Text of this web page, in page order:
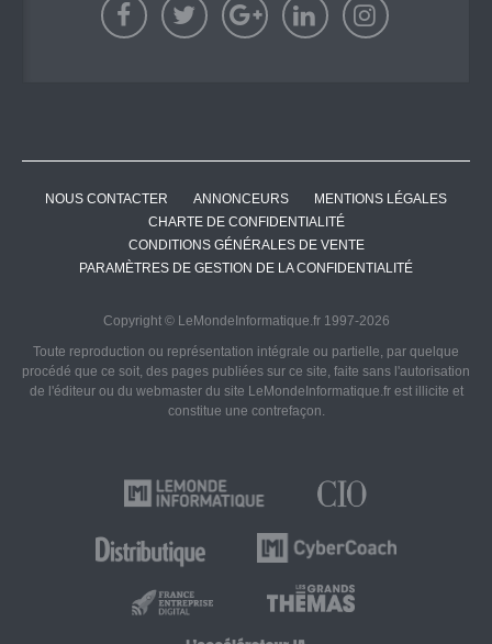
NOUS CONTACTER ANNONCEURS
MENTIONS LÉGALES
CHARTE DE CONFIDENTIALITÉ
CONDITIONS GÉNÉRALES DE VENTE
PARAMÈTRES DE GESTION DE LA CONFIDENTIALITÉ
Copyright © LeMondeInformatique.fr 1997-2026
Toute reproduction ou représentation intégrale ou partielle, par quelque
procédé que ce soit, des pages publiées sur ce site, faite sans l'autorisation
de l'éditeur ou du webmaster du site LeMondeInformatique.fr est illicite et
constitue une contrefaçon.